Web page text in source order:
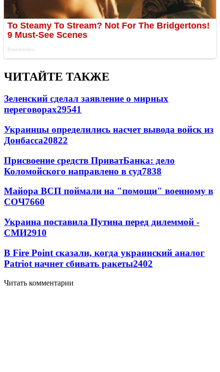
ЧИТАЙТЕ ТАКЖЕ
Зеленский сделал заявление о мирных
переговорах29541
Украинцы определились насчет вывода войск из
Донбасса20822
Присвоение средств ПриватБанка: дело
Коломойского направлено в суд7838
Майора ВСП поймали на "помощи" военному в
СОЧ7660
Украина поставила Путина перед дилеммой -
СМИ2910
В Fire Point сказали, когда украинский аналог
Patriot начнет сбивать ракеты2402
Читать комментарии